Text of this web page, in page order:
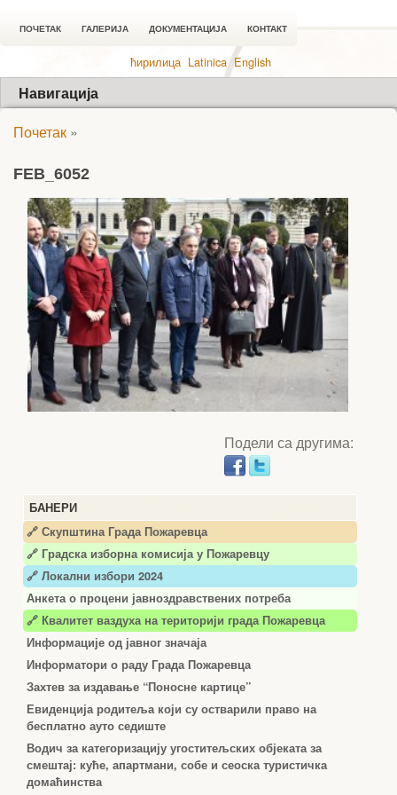
ПОЧЕТАК ГАЛЕРИЈА ДОКУМЕНТАЦИЈА КОНТАКТ
ћирилица Latinica English
Навигација
БАНЕРИ
🔗 Скупштина Града Пожаревца
🔗 Градска изборна комисија у Пожаревцу
🔗 Локални избори 2024
Анкета о процени јавноздравствених потреба
🔗 Квалитет ваздуха на територији града Пожаревца
Информације од јавног значаја
Информатори о раду Града Пожаревца
Захтев за издавање “Поносне картице”
Евиденција родитеља који су остварили право на
бесплатно ауто седиште
Водич за категоризацију угоститељских објеката за
смештај: куће, апартмани, собе и сеоска туристичка
домаћинства
Почетак »
FEB_6052
Подели са другима: